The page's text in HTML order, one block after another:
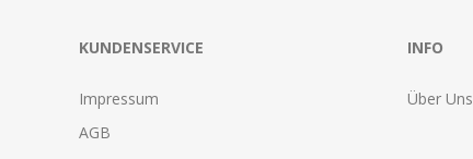
KUNDENSERVICE
Impressum
AGB
INFO
Über Uns